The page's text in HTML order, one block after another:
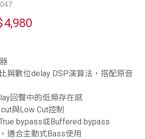
4,980
與數位delay DSP演算法，搭配原音
回聲中的低頻存在感
與Low Cut控制
bypass或Buffered bypass
適合主動式Bass使用